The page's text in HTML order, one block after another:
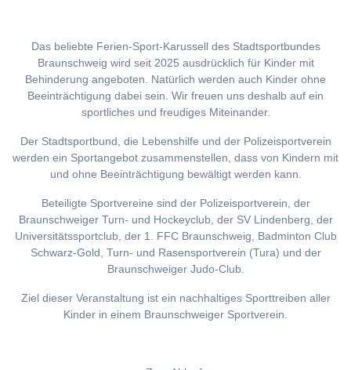
Das beliebte Ferien-Sport-Karussell des Stadtsportbundes
Braunschweig wird seit 2025 ausdrücklich für Kinder mit
Behinderung angeboten. Natürlich werden auch Kinder ohne
Beeinträchtigung dabei sein. Wir freuen uns deshalb auf ein
sportliches und freudiges Miteinander.
Der Stadtsportbund, die Lebenshilfe und der Polizeisportverein
werden ein Sportangebot zusammenstellen, dass von Kindern mit
und ohne Beeinträchtigung bewältigt werden kann.
Beteiligte Sportvereine sind der Polizeisportverein, der
Braunschweiger Turn- und Hockeyclub, der SV Lindenberg, der
Universitätssportclub, der 1. FFC Braunschweig, Badminton Club
Schwarz-Gold, Turn- und Rasensportverein (Tura) und der
Braunschweiger Judo-Club.
Ziel dieser Veranstaltung ist ein nachhaltiges Sporttreiben aller
Kinder in einem Braunschweiger Sportverein.